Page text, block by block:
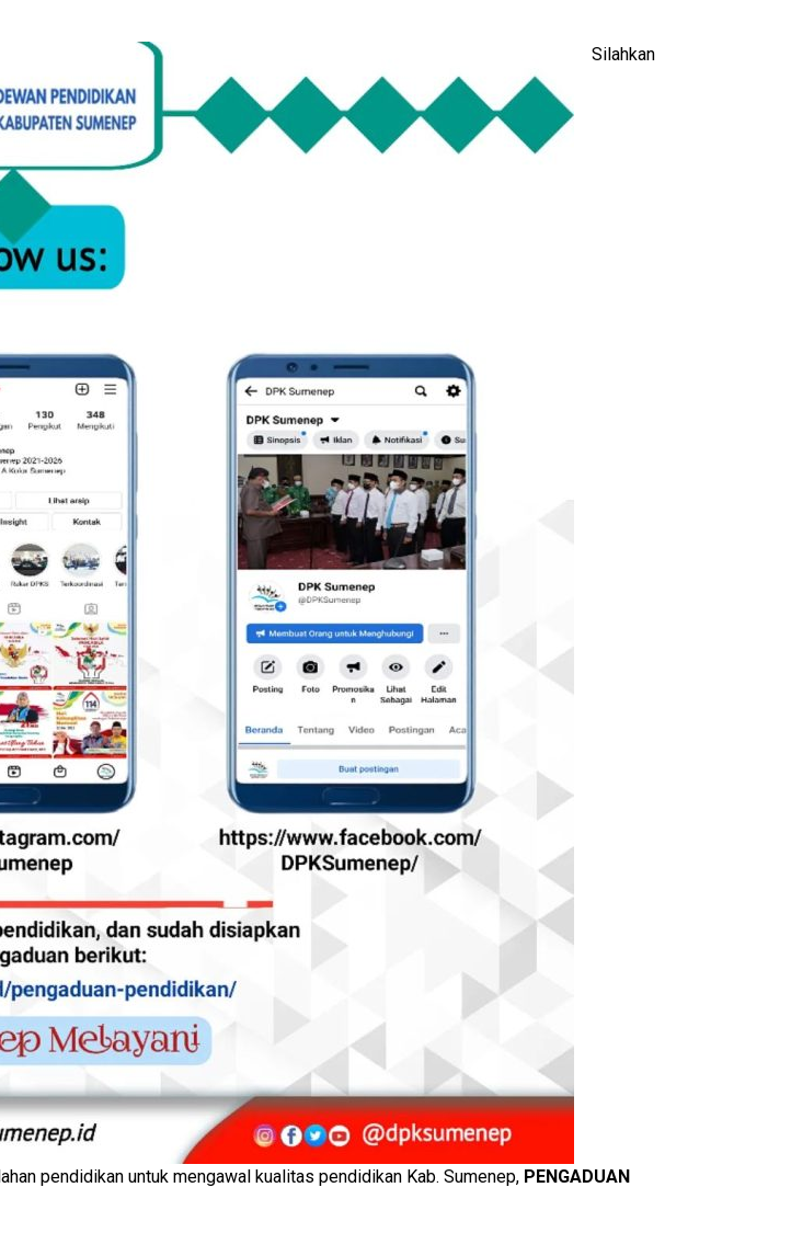
Silahkan
pendidikan untuk mengawal kualitas pendidikan Kab. Sumenep, PENGADUAN